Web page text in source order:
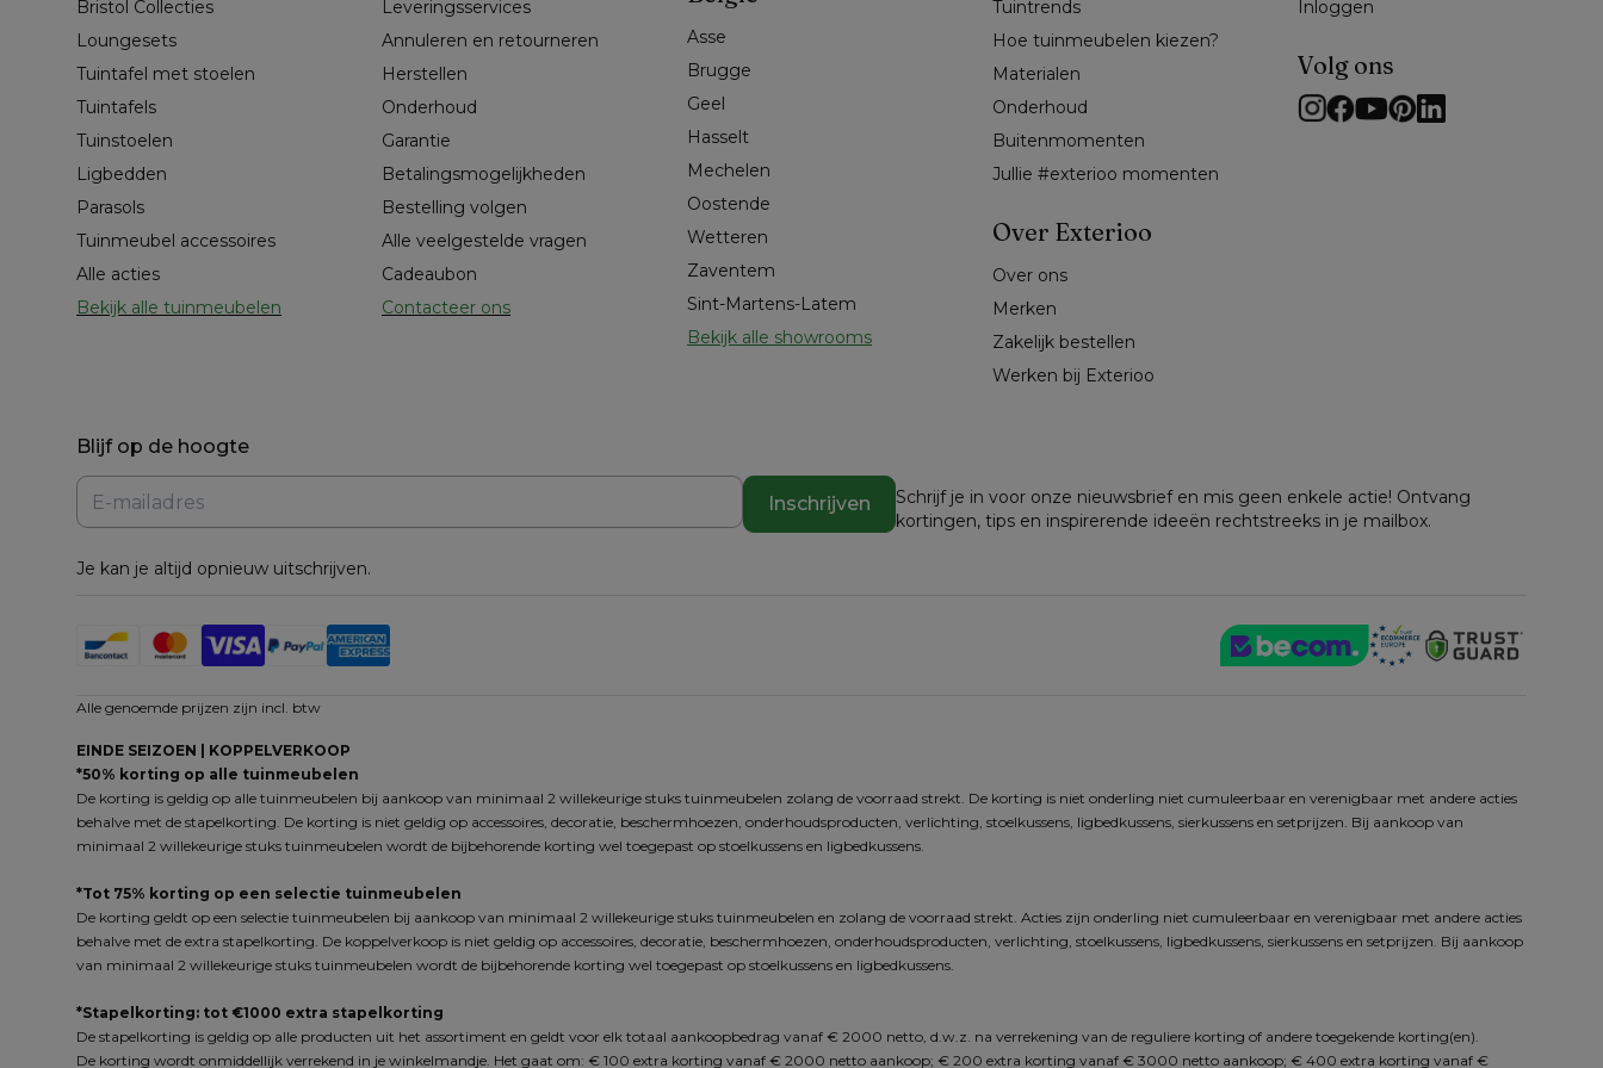
Bristol Collecties
Loungesets
Tuintafel met stoelen
Tuintafels
Tuinstoelen
Ligbedden
Parasols
Tuinmeubel accessoires
Alle acties
Bekijk alle tuinmeubelen
Leveringsservices
Annuleren en retourneren
Herstellen
Onderhoud
Garantie
Betalingsmogelijkheden
Bestelling volgen
Alle veelgestelde vragen
Cadeaubon
Contacteer ons
Asse
Brugge
Geel
Hasselt
Mechelen
Oostende
Wetteren
Zaventem
Sint-Martens-Latem
Bekijk alle showrooms
Tuintrends
Hoe tuinmeubelen kiezen?
Materialen
Onderhoud
Buitenmomenten
Jullie #exterioo momenten
Over Exterioo
Over ons
Merken
Zakelijk bestellen
Werken bij Exterioo
Inloggen
Volg ons
Blijf op de hoogte
Inschrijven
Je kan je altijd opnieuw uitschrijven.
Schrijf je in voor onze nieuwsbrief en mis geen enkele actie! Ontvang
kortingen, tips en inspirerende ideeën rechtstreeks in je mailbox.
Alle genoemde prijzen zijn incl. btw
EINDE SEIZOEN | KOPPELVERKOOP
*50% korting op alle tuinmeubelen
De korting is geldig op alle tuinmeubelen bij aankoop van minimaal 2 willekeurige stuks tuinmeubelen zolang de voorraad strekt. De korting is niet onderling niet cumuleerbaar en verenigbaar met andere acties
behalve met de stapelkorting. De korting is niet geldig op accessoires, decoratie, beschermhoezen, onderhoudsproducten, verlichting, stoelkussens, ligbedkussens, sierkussens en setprijzen. Bij aankoop van
minimaal 2 willekeurige stuks tuinmeubelen wordt de bijbehorende korting wel toegepast op stoelkussens en ligbedkussens.
*Tot 75% korting op een selectie tuinmeubelen
De korting geldt op een selectie tuinmeubelen bij aankoop van minimaal 2 willekeurige stuks tuinmeubelen en zolang de voorraad strekt. Acties zijn onderling niet cumuleerbaar en verenigbaar met andere acties
behalve met de extra stapelkorting. De koppelverkoop is niet geldig op accessoires, decoratie, beschermhoezen, onderhoudsproducten, verlichting, stoelkussens, ligbedkussens, sierkussens en setprijzen. Bij aankoop
van minimaal 2 willekeurige stuks tuinmeubelen wordt de bijbehorende korting wel toegepast op stoelkussens en ligbedkussens.
*Stapelkorting: tot €1000 extra stapelkorting
De stapelkorting is geldig op alle producten uit het assortiment en geldt voor elk totaal aankoopbedrag vanaf € 2000 netto, d.w.z. na verrekening van de reguliere korting of andere toegekende korting(en).
De korting wordt onmiddellijk verrekend in je winkelmandje. Het gaat om: € 100 extra korting vanaf € 2000 netto aankoop; € 200 extra korting vanaf € 3000 netto aankoop; € 400 extra korting vanaf €